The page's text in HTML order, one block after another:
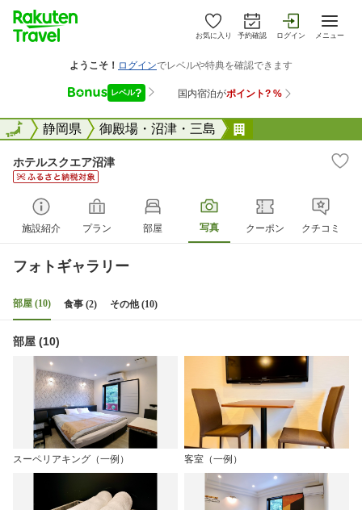
お気に入り 予約確認 ログイン メニュー
全国静岡県 御殿場・沼津・三島
全国
ホテルスクエア沼津
施設紹介 プラン 部屋 写真 クーポン クチコミ
フォトギャラリー
部屋 (10) 食事 (2) その他 (10)
部屋 (10)
スーペリアキング（一例） 客室（一例）